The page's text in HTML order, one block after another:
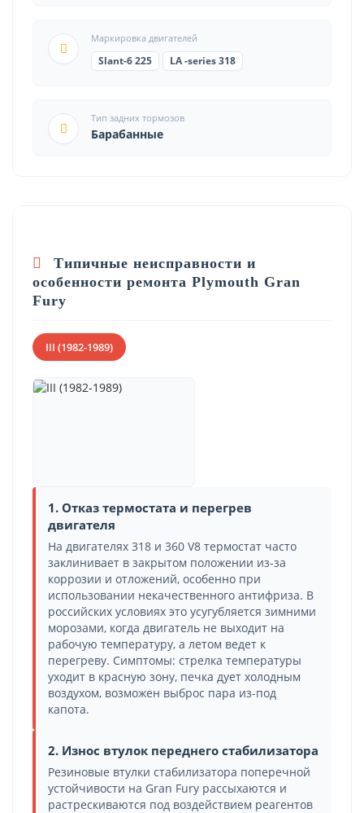
Маркировка двигателей
Slant-6 225
LA -series 318
Тип задних тормозов
Барабанные
Типичные неисправности и
особенности ремонта Plymouth Gran
Fury
III (1982-1989)
1. Отказ термостата и перегрев
двигателя
На двигателях 318 и 360 V8 термостат часто
заклинивает в закрытом положении из-за
коррозии и отложений, особенно при
использовании некачественного антифриза. В
российских условиях это усугубляется зимними
морозами, когда двигатель не выходит на
рабочую температуру, а летом ведет к
перегреву. Симптомы: стрелка температуры
уходит в красную зону, печка дует холодным
воздухом, возможен выброс пара из-под
капота.
2. Износ втулок переднего стабилизатора
Резиновые втулки стабилизатора поперечной
устойчивости на Gran Fury рассыхаются и
растрескиваются под воздействием реагентов